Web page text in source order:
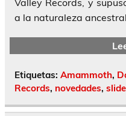
Valley Records, y
a la naturaleza
Etiquetas: Amammoth,
Records, novedades,